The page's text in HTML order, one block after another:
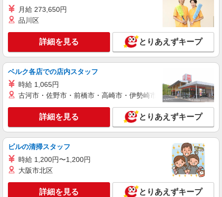
一般物件、レオパレス→住み込みでお仕事可能
★☆ 綺麗な1R、1Kをご用意☆
キープ 詳細を見る
職業紹介
株式会社ＭＯＤＥ
時給1400円〜 月収例29万円 / 残業20h / 深夜
能★☆ 綺麗な1R、1Kをご用意☆
岐阜県恵那市
キープ 詳細を見る
月給 273,650円
品川区
詳細を見る とりあえずキープ
ベルク各店での店内スタッフ
時給 1,065円
古河市・佐野市・前橋市・高崎市・伊勢崎市・太田市・館林市
詳細を見る とりあえずキープ
ビルの清掃スタッフ
時給 1,200円〜1,200円
大阪市北区
詳細を見る とりあえずキープ